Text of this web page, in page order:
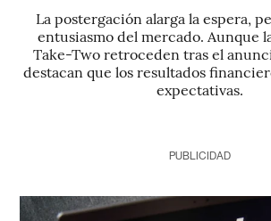
La postergación alarga la espera,
entusiasmo del mercado. Aunque
Take-Two retroceden tras el
destacan que los resultados
expectativas.
PUBLICIDAD